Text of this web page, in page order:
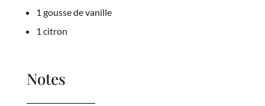
1 gousse de vanille
1 citron
Notes